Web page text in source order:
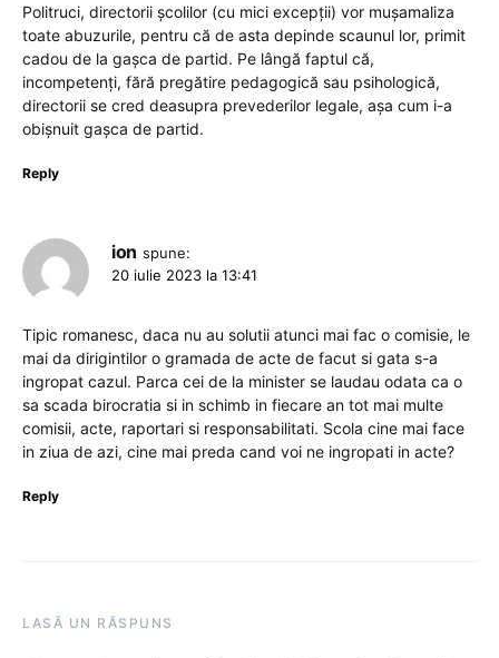
Politruci, directorii școlilor (cu mici excepții) vor mușamaliza
toate abuzurile, pentru că de asta depinde scaunul lor, primit
cadou de la gașca de partid. Pe lângă faptul că,
incompetenți, fără pregătire pedagogică sau psihologică,
directorii se cred deasupra prevederilor legale, așa cum i-a
obișnuit gașca de partid.
Reply
ion spune:
20 iulie 2023 la 13:41
Tipic romanesc, daca nu au solutii atunci mai fac o comisie, le
mai da dirigintilor o gramada de acte de facut si gata s-a
ingropat cazul. Parca cei de la minister se laudau odata ca o
sa scada birocratia si in schimb in fiecare an tot mai multe
comisii, acte, raportari si responsabilitati. Scola cine mai face
in ziua de azi, cine mai preda cand voi ne ingropati in acte?
Reply
LASĂ UN RĂSPUNS